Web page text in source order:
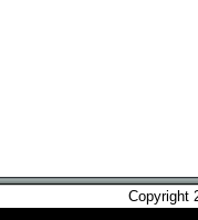
Copyright